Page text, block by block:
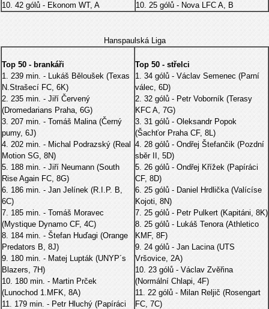
10. 42 gólů - Ekonom WT, A
10. 25 gólů - Nova LFC A, B
Hanspaulská Liga
Top 50 - brankáři
1. 239 min. - Lukáš Běloušek (Texas
N.Strašecí FC, 6K)
2. 235 min. - Jiří Červený
(Dromedarians Praha, 6G)
3. 207 min. - Tomáš Malina (Černý
pumy, 6J)
4. 202 min. - Michal Podrazský (Real
Motion SG, 8N)
5. 188 min. - Jiří Neumann (South
Rise Again FC, 8G)
6. 186 min. - Jan Jelínek (R.I.P. B,
6C)
7. 185 min. - Tomáš Moravec
(Mystique Dynamo CF, 4C)
8. 184 min. - Štefan Huďagi (Orange
Predators B, 8J)
9. 180 min. - Matej Lupták (UNYP´s
Blazers, 7H)
10. 180 min. - Martin Prček
(Lunochod 1.MFK, 8A)
11. 179 min. - Petr Hluchý (Papíráci
Top 50 - střelci
1. 34 gólů - Václav Semenec (Parní
válec, 6D)
2. 32 gólů - Petr Voborník (Terasy
KFC A, 7G)
3. 31 gólů - Oleksandr Popok
(Šachťor Praha CF, 8L)
4. 28 gólů - Ondřej Štefančik (Pozdní
sběr II, 5D)
5. 26 gólů - Ondřej Křížek (Papíráci
CF, 8D)
6. 25 gólů - Daniel Hrdlička (Valícíse
Kojoti, 8N)
7. 25 gólů - Petr Pulkert (Kapitáni, 8K)
8. 25 gólů - Lukáš Tenora (Athletico
KMF, 8F)
9. 24 gólů - Jan Lacina (UTS
Vršovice, 2A)
10. 23 gólů - Václav Zvěřina
(Normální Chlapi, 4F)
11. 22 gólů - Milan Reljič (Rosengart
FC, 7C)